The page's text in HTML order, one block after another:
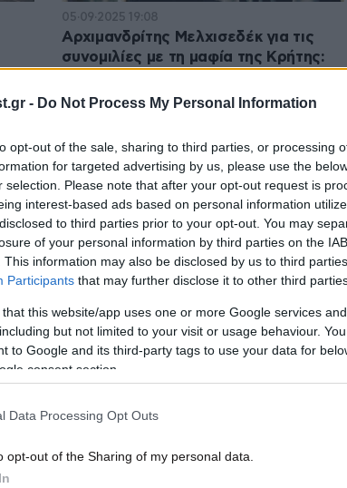
- Do Not Process My Personal Information
opt-out of the sale, sharing to third parties, or processing
for targeted advertising by us, please use the
selection. Please note that after your opt-out request is
interest-based ads based on personal information
to third parties prior to your opt-out. You may
of your personal information by third parties on the
This information may also be disclosed by us to third
Participants that may further disclose it to other third
that this website/app uses one or more Google services
but not limited to your visit or usage behaviour.
to Google and its third-party tags to use your data for
consent section.
Data Processing Opt Outs
opt-out of the Sharing of my personal data.
05·09·2025 19:08
Αρχιμανδρίτης Μελχισεδέκ για τις
συνομιλίες με τη μαφία της Κρήτης:
κατηγορούμενος»
τη
30·03·2025 18:11
Μητρόπολη Φθιώτιδας: Η ανακοίνωση
για τον Αρχιμανδρίτη που έβρισε και